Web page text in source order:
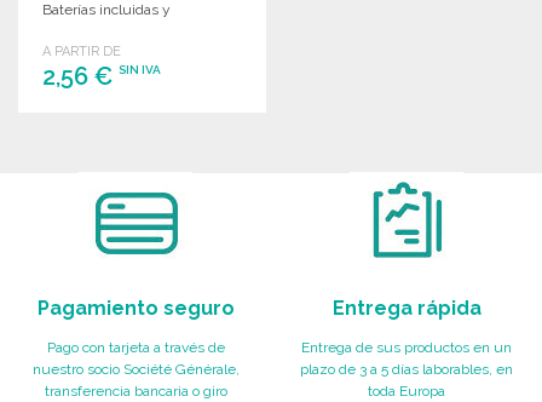
Baterías incluidas y
A PARTIR DE
2,56 € SIN IVA
Pagamiento seguro
Pago con tarjeta a través de
nuestro socio Société Générale,
transferencia bancaria o giro
Entrega rápida
Entrega de sus productos en un
plazo de 3 a 5 días laborables, en
toda Europa